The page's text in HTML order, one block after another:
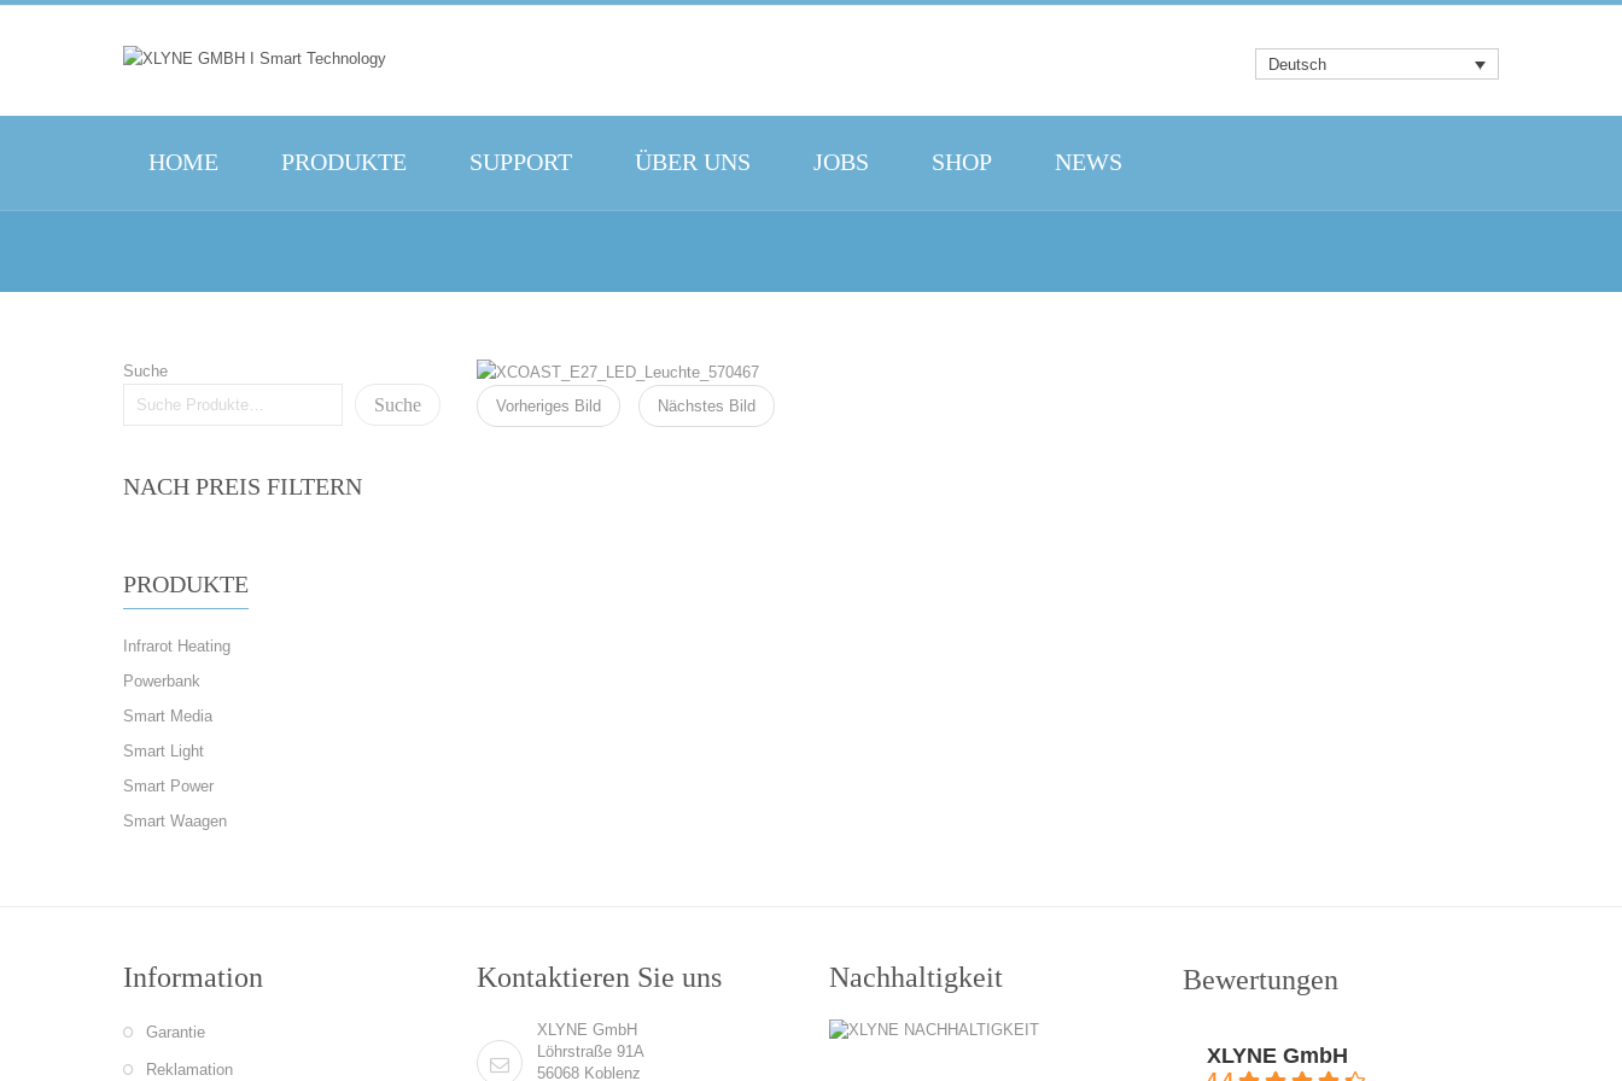
Deutsch
HOME PRODUKTE SUPPORT ÜBER UNS JOBS SHOP NEWS
Suche
Suche
NACH PREIS FILTERN
PRODUKTE
Infrarot Heating
Powerbank
Smart Media
Smart Light
Smart Power
Smart Waagen
Vorheriges Bild Nächstes Bild
Information
Garantie
Reklamation
Kontaktieren Sie uns
XLYNE GmbH
Löhrstraße 91A
56068 Koblenz
Nachhaltigkeit Bewertungen
XLYNE GmbH